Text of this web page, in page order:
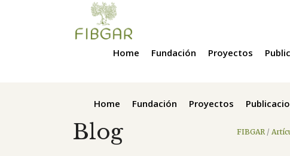
Home Fundación Proyectos
Home Fundación Proyectos
Blog FIBGAR /